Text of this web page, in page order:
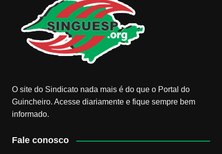
O site do Sindicato nada mais é do que o Portal do
Guincheiro. Acesse diariamente e fique sempre bem
informado.
Fale conosco